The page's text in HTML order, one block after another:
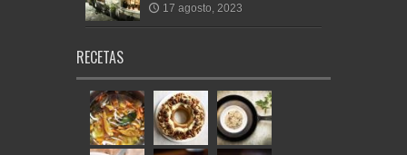
17 agosto, 2023
RECETAS